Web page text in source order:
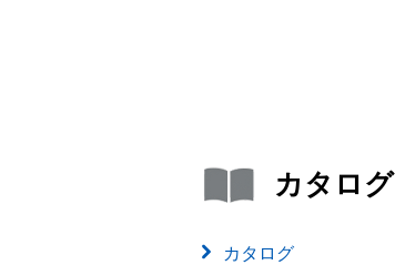
カタログ
カタログ